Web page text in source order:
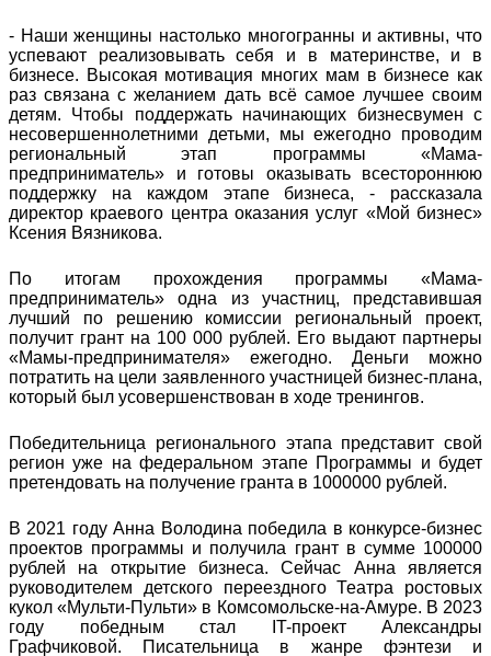
- Наши женщины настолько многогранны и активны, что
успевают реализовывать себя и в материнстве, и в
бизнесе. Высокая мотивация многих мам в бизнесе как
раз связана с желанием дать всё самое лучшее своим
детям. Чтобы поддержать начинающих бизнесвумен с
несовершеннолетними детьми, мы ежегодно проводим
региональный этап программы «Мама-
предприниматель» и готовы оказывать всестороннюю
поддержку на каждом этапе бизнеса, - рассказала
директор краевого центра оказания услуг «Мой бизнес»
Ксения Вязникова.
По итогам прохождения программы «Мама-
предприниматель» одна из участниц, представившая
лучший по решению комиссии региональный проект,
получит грант на 100 000 рублей. Его выдают партнеры
«Мамы-предпринимателя» ежегодно. Деньги можно
потратить на цели заявленного участницей бизнес-плана,
который был усовершенствован в ходе тренингов.
Победительница регионального этапа представит свой
регион уже на федеральном этапе Программы и будет
претендовать на получение гранта в 1000000 рублей.
В 2021 году Анна Володина победила в конкурсе-бизнес
проектов программы и получила грант в сумме 100000
рублей на открытие бизнеса. Сейчас Анна является
руководителем детского переездного Театра ростовых
кукол «Мульти-Пульти» в Комсомольске-на-Амуре. В 2023
году победным стал IT-проект Александры
Графчиковой. Писательница в жанре фэнтези и